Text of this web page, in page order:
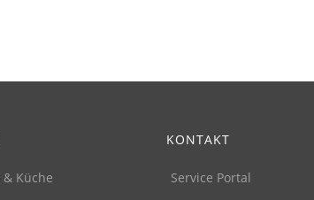
Küche
KONTAKT
Service Portal